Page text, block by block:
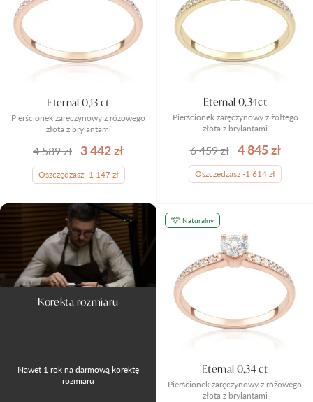
Pierścionek zaręczynowy z różowego
złota z brylantami
Eternal 0,13 ct
4 589 zł 3 442 zł
Oszczędzasz -1 147 zł
Pierścionek zaręczynowy z żółtego
złota z brylantami
Eternal 0,34ct
6 459 zł 4 845 zł
Oszczędzasz -1 614 zł
Korekta rozmiaru
Nawet 1 rok na darmową korektę
rozmiaru
Naturalny
Pierścionek zaręczynowy z różowego
złota z brylantami
Eternal 0,34 ct